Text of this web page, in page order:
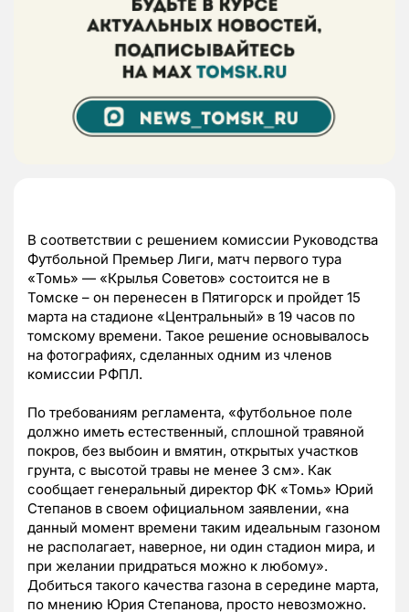
В соответствии с решением комиссии Руководства
Футбольной Премьер Лиги, матч первого тура
«Томь» — «Крылья Советов» состоится не в
Томске – он перенесен в Пятигорск и пройдет 15
марта на стадионе «Центральный» в 19 часов по
томскому времени. Такое решение основывалось
на фотографиях, сделанных одним из членов
комиссии РФПЛ.
По требованиям регламента, «футбольное поле
должно иметь естественный, сплошной травяной
покров, без выбоин и вмятин, открытых участков
грунта, с высотой травы не менее 3 см». Как
сообщает генеральный директор ФК «Томь» Юрий
Степанов в своем официальном заявлении, «на
данный момент времени таким идеальным газоном
не располагает, наверное, ни один стадион мира, и
при желании придраться можно к любому».
Добиться такого качества газона в середине марта,
по мнению Юрия Степанова, просто невозможно.